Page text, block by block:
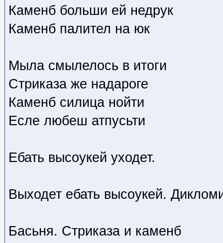
Каменб больши ей недрук
Каменб палител на юк
Мыла смылелось в итоги
Стриказа же надароге
Каменб силица нойти
Есле любеш атпусьти
Ебать высоукей уходет.
Выходет ебать высоукей.
Басьня. Стриказа и каменб